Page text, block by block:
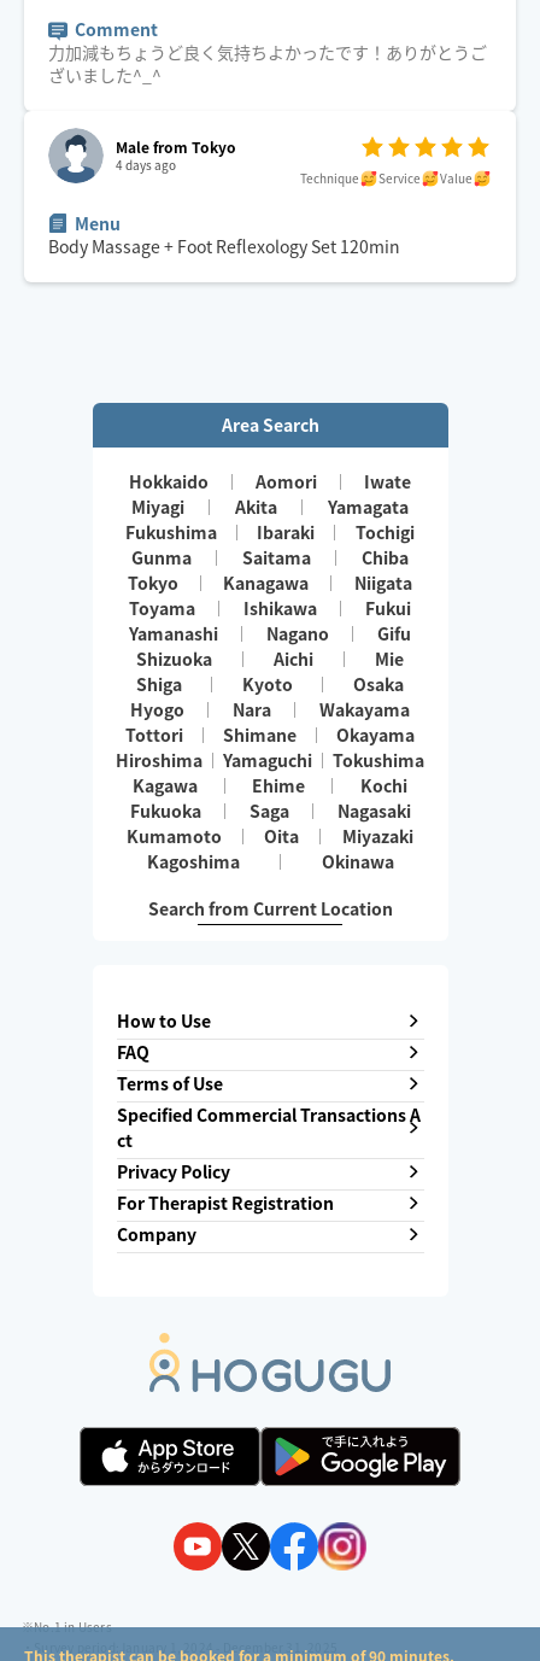
This therapist can be booked for a minimum of 90 minutes.
Comment
力加減もちょうど良く気持ちよかったです！ありがとうご
ざいました^_^
Male from Tokyo
4 days ago
Technique Service Value
Menu
Body Massage + Foot Reflexology Set 120min
Area Search
Hokkaido Aomori
Iwate
Miyagi
Akita
Yamagata
Fukushima
Ibaraki
Tochigi
Gunma
Saitama
Chiba
Tokyo
Kanagawa
Niigata
Toyama
Ishikawa
Fukui
Yamanashi
Nagano
Gifu
Shizuoka
Aichi
Mie
Shiga
Kyoto
Osaka
Hyogo
Nara
Wakayama
Tottori
Shimane
Okayama
Hiroshima
Yamaguchi
Tokushima
Kagawa
Ehime
Kochi
Fukuoka
Saga
Nagasaki
Kumamoto
Oita
Miyazaki
Kagoshima
Okinawa
Search from Current Location
How to Use
FAQ
Terms of Use
Specified Commercial Transactions A
ct
Privacy Policy
For Therapist Registration
Company
※No.1 in Users
・Survey period:
January 1, 2024 - December 31, 2025